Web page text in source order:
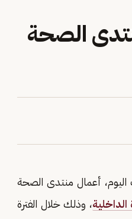
الصحة
اليوم، أعمال منتدى الصحة
الداخلية، وذلك خلال الفترة